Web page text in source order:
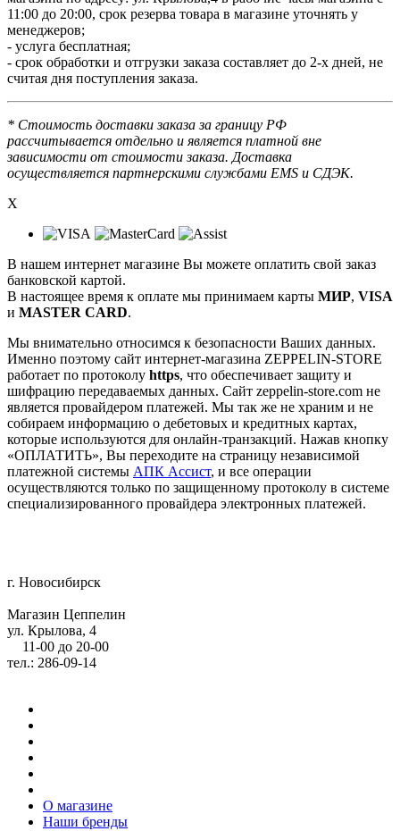
11:00 до 20:00, срок резерва товара в магазине уточнять у
менеджеров;
- услуга бесплатная;
- срок обработки и отгрузки заказа составляет до 2-х дней, не
считая дня поступления заказа.
* Стоимость доставки заказа за границу РФ
рассчитывается отдельно и является платной вне
зависимости от стоимости заказа. Доставка
осуществляется партнерскими службами EMS и СДЭК.
X
В нашем интернет магазине Вы можете оплатить свой заказ
банковской картой.
В настоящее время к оплате мы принимаем карты МИР, VISA
и MASTER CARD.
Мы внимательно относимся к безопасности Ваших данных.
Именно поэтому сайт интернет-магазина ZEPPELIN-STORE
работает по протоколу https, что обеспечивает защиту и
шифрацию передаваемых данных. Сайт zeppelin-store.com не
является провайдером платежей. Мы так же не храним и не
собираем информацию о дебетовых и кредитных картах,
которые используются для онлайн-транзакций. Нажав кнопку
«ОПЛАТИТЬ», Вы переходите на страницу независимой
платежной системы АПК Ассист, и все операции
осуществляются только по защищенному протоколу в системе
специализированного провайдера электронных платежей.
г. Новосибирск
Магазин Цеппелин
ул. Крылова, 4
11-00 до 20-00
тел.: 286-09-14
О магазине
Наши бренды